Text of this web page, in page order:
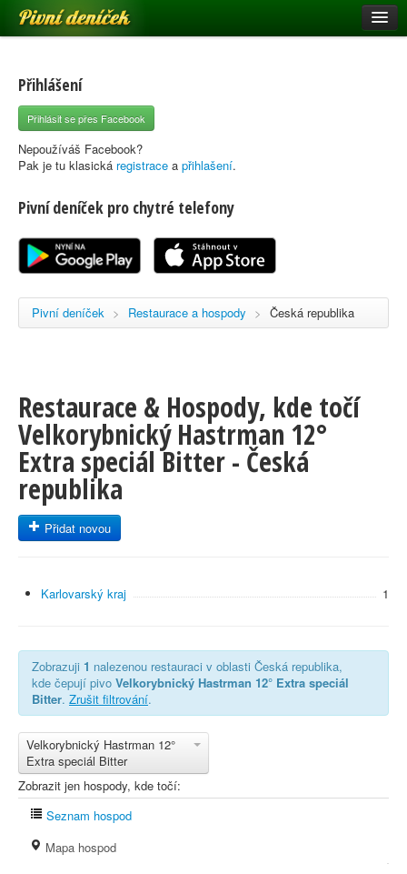
Pivní deníček
Pivní mapa
Pivní značky
Nápověda
Registrace
Přihlášení
Přihlásit se přes Facebook
Nepoužíváš Facebook?
Pak je tu klasická registrace a přihlašení.
Pivní deníček pro chytré telefony
Pivní deníček > Restaurace a hospody > Česká republika
Restaurace & Hospody, kde točí
Velkorybnický Hastrman 12°
Extra speciál Bitter - Česká
republika
Přidat novou
Karlovarský kraj 1
Zobrazuji 1 nalezenou restauraci v oblasti Česká republika,
kde čepují pivo Velkorybnický Hastrman 12° Extra speciál
Bitter. Zrušit filtrování.
Velkorybnický Hastrman 12°
Extra speciál Bitter
Zobrazit jen hospody, kde točí:
Seznam hospod
Mapa hospod